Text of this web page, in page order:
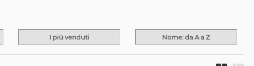
I più venduti Nome: da A a Z